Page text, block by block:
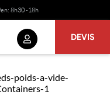
8h30 -18h
DEVIS